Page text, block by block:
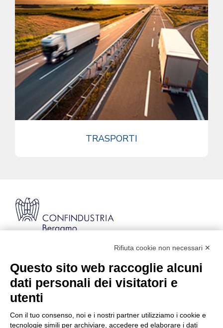
TRASPORTI
Codice Fiscale: 80021750163 | PEC:
info@pec.confindustriabergamo.it
CONFINDUSTRIA BERGAMO
Rifiuta cookie non necessari ✕
Questo sito web raccoglie alcuni
dati personali dei visitatori e
utenti
Con il tuo consenso, noi e i nostri partner utilizziamo i cookie e
tecnologie simili per archiviare, accedere ed elaborare i dati